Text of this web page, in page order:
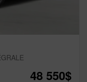
48 550$